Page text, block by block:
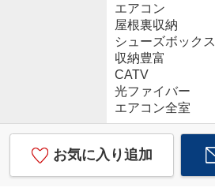
エアコン
屋根裏収納
シューズボックス
収納豊富
CATV
光ファイバー
エアコン全室
お気に入り追加